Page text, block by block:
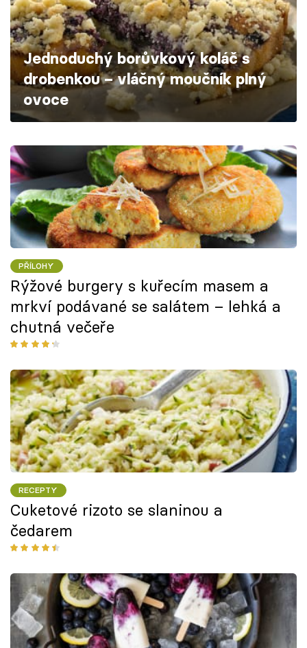
Škola vaření
Recepty z TV
Speciál: Cuketa
Těhotnej kuchař
Sledujte prima+
Přihlášení
Sledujte nás
Jednoduchý borůvkový koláč s
drobenkou – vláčný moučník plný
ovoce
PŘÍLOHY
Rýžové burgery s kuřecím masem a
mrkví podávané se salátem – lehká a
chutná večeře
RECEPTY
Cuketové rizoto se slaninou a
čedarem